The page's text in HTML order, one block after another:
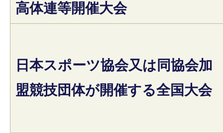
高体連等開催大会
日本スポーツ協会又は同協会加
盟競技団体が開催する全国大会